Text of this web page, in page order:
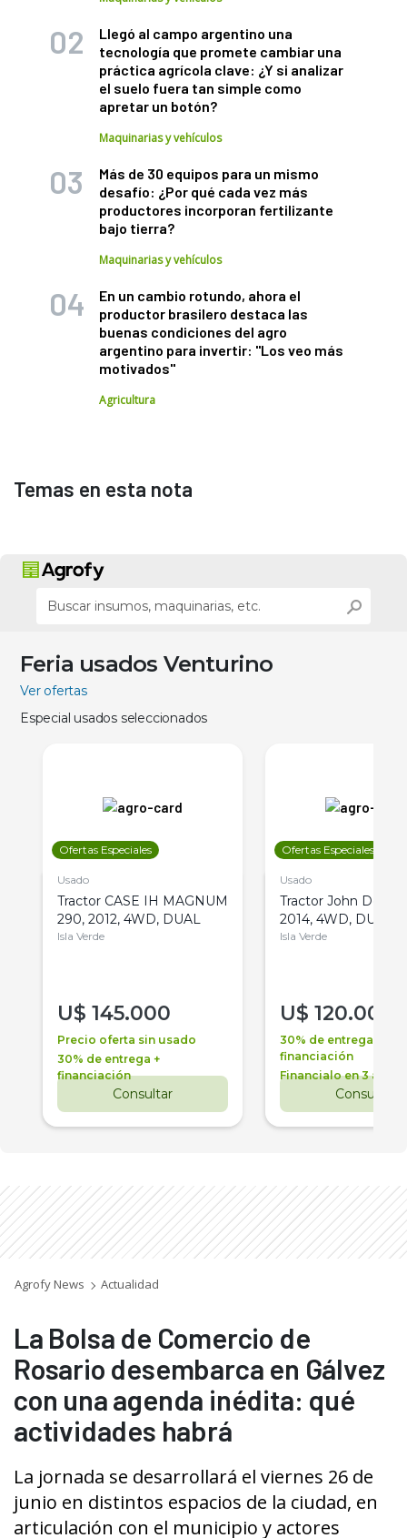
Llegó al campo argentino una
tecnología que promete cambiar una
práctica agrícola clave: ¿Y si analizar
el suelo fuera tan simple como
apretar un botón?
Maquinarias y vehículos
Más de 30 equipos para un mismo
desafío: ¿Por qué cada vez más
productores incorporan fertilizante
bajo tierra?
Maquinarias y vehículos
En un cambio rotundo, ahora el
productor brasilero destaca las
buenas condiciones del agro
argentino para invertir: "Los veo más
motivados"
Agricultura
Temas en esta nota
Feria usados Venturino
Ver ofertas
Especial usados seleccionados
Ofertas Especiales
Usado
Tractor CASE IH MAGNUM
290, 2012, 4WD, DUAL
Isla Verde
U$ 145.000
Precio oferta sin usado
30% de entrega +
financiación
Consultar
Ofertas Especiales
Usado
Tractor John Deere
2014, 4WD, DUAL
Isla Verde
U$ 120.000
30% de entrega +
financiación
Financialo en 3 años
Consultar
Agrofy News Actualidad
La Bolsa de Comercio de
Rosario desembarca en Gálvez
con una agenda inédita: qué
actividades habrá
La jornada se desarrollará el viernes 26 de
junio en distintos espacios de la ciudad, en
articulación con el municipio y actores